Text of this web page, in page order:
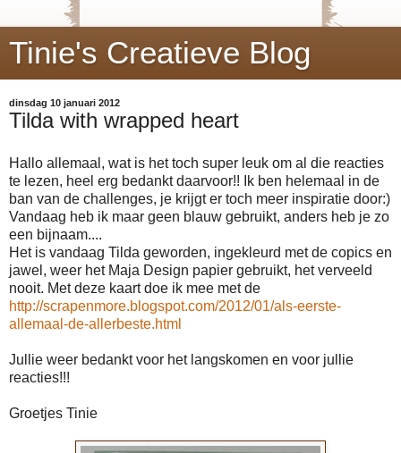
Tinie's Creatieve Blog
dinsdag 10 januari 2012
Tilda with wrapped heart
Hallo allemaal, wat is het toch super leuk om al die reacties
te lezen, heel erg bedankt daarvoor!! Ik ben helemaal in de
ban van de challenges, je krijgt er toch meer inspiratie door:)
Vandaag heb ik maar geen blauw gebruikt, anders heb je zo
een bijnaam....
Het is vandaag Tilda geworden, ingekleurd met de copics en
jawel, weer het Maja Design papier gebruikt, het verveeld
nooit. Met deze kaart doe ik mee met de
http://scrapenmore.blogspot.com/2012/01/als-eerste-
allemaal-de-allerbeste.html
Jullie weer bedankt voor het langskomen en voor jullie
reacties!!!
Groetjes Tinie